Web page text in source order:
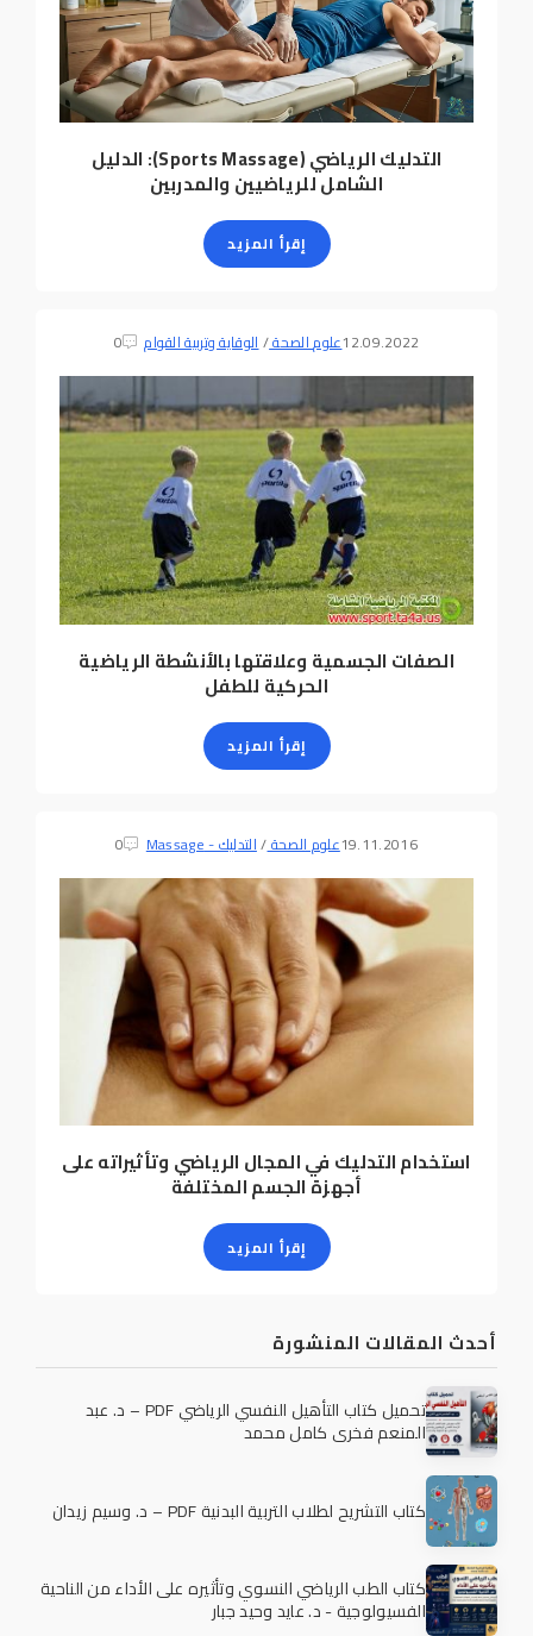
التدليك الرياضي (Sports Massage): الدليل
الشامل للرياضيين والمدربين
إقرأ المزيد
12.09.2022علوم الصحة/الوقاية وتربية القوام 0
الصفات الجسمية وعلاقتها بالأنشطة الرياضية
الحركية للطفل
إقرأ المزيد
19.11.2016علوم الصحة/التدليك - Massage 0
استخدام التدليك في المجال الرياضي وتأثيراته على
أجهزة الجسم المختلفة
إقرأ المزيد
أحدث المقالات المنشورة
تحميل كتاب التأهيل النفسي الرياضي PDF – د. عبد
المنعم فخري كامل محمد
كتاب التشريح لطلاب التربية البدنية PDF – د. وسيم زيدان
كتاب الطب الرياضي النسوي وتأثيره على الأداء من الناحية
الفسيولوجية - د. عايد وحيد جبار